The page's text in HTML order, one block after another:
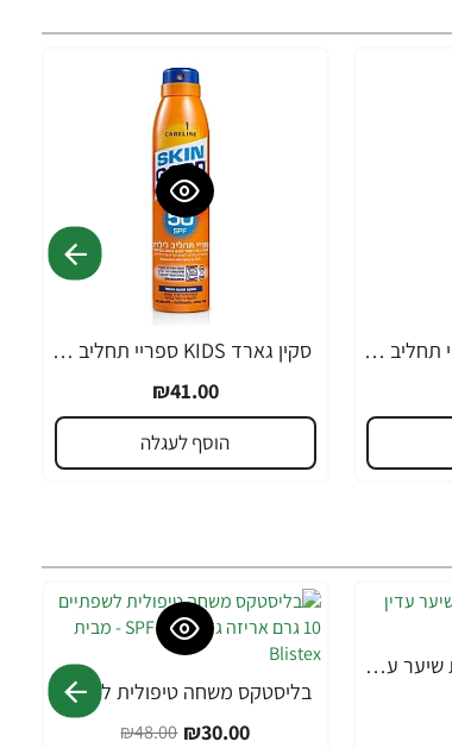
סקין גארד KIDS ספריי תחליב SPF30 לילדים 300 מ"ל - מבית SKIN GARD
סקין גארד KIDS ספריי תחליב SPF50 לילדים 200 מ"ל - מבית SKIN GARD
₪41.00
הוסף לעגלה
אורנה 19 קרם להסרת שיער עדין במיוחד 90 מ"ל
-38%
בליסטקס משחה טיפולית לשפתיים 10 גרם אריזה גדולה SPF 10 - מבית Blistex
₪30.00
₪48.00